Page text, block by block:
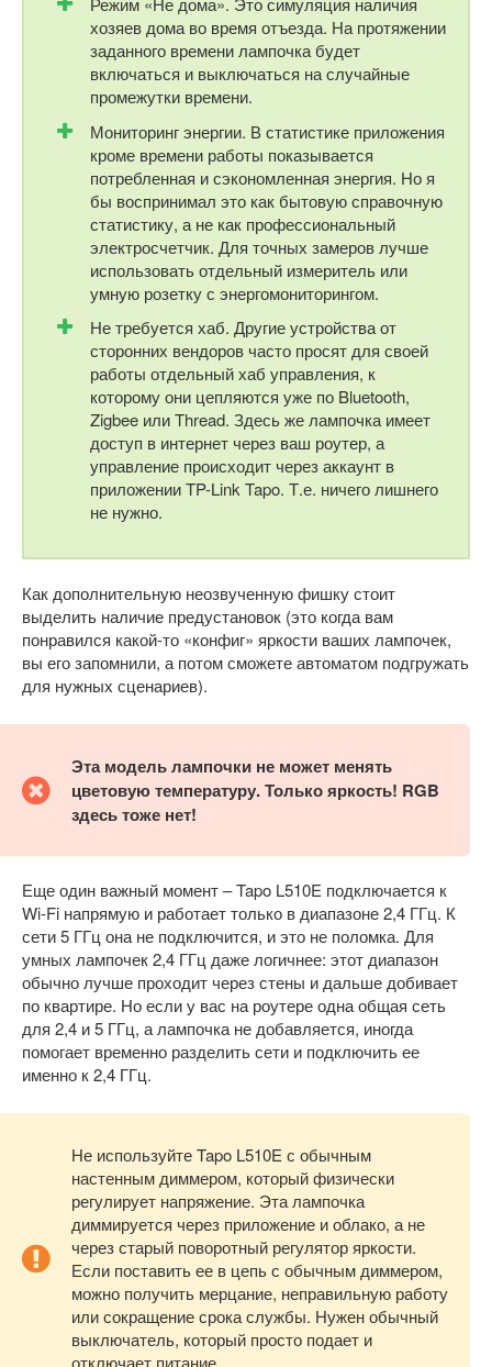
хозяев дома во время отъезда. На протяжении
заданного времени лампочка будет
включаться и выключаться на случайные
промежутки времени.
Мониторинг энергии. В статистике приложения
кроме времени работы показывается
потребленная и сэкономленная энергия. Но я
бы воспринимал это как бытовую справочную
статистику, а не как профессиональный
электросчетчик. Для точных замеров лучше
использовать отдельный измеритель или
умную розетку с энергомониторингом.
Не требуется хаб. Другие устройства от
сторонних вендоров часто просят для своей
работы отдельный хаб управления, к
которому они цепляются уже по Bluetooth,
Zigbee или Thread. Здесь же лампочка имеет
доступ в интернет через ваш роутер, а
управление происходит через аккаунт в
приложении TP-Link Tapo. Т.е. ничего лишнего
не нужно.
Как дополнительную неозвученную фишку стоит
выделить наличие предустановок (это когда вам
понравился какой-то «конфиг» яркости ваших лампочек,
вы его запомнили, а потом сможете автоматом подгружать
для нужных сценариев).
Эта модель лампочки не может менять
цветовую температуру. Только яркость! RGB
здесь тоже нет!
Еще один важный момент – Tapo L510E подключается к
Wi-Fi напрямую и работает только в диапазоне 2,4 ГГц. К
сети 5 ГГц она не подключится, и это не поломка. Для
умных лампочек 2,4 ГГц даже логичнее: этот диапазон
обычно лучше проходит через стены и дальше добивает
по квартире. Но если у вас на роутере одна общая сеть
для 2,4 и 5 ГГц, а лампочка не добавляется, иногда
помогает временно разделить сети и подключить ее
именно к 2,4 ГГц.
Не используйте Tapo L510E с обычным
настенным диммером, который физически
регулирует напряжение. Эта лампочка
диммируется через приложение и облако, а не
через старый поворотный регулятор яркости.
Если поставить ее в цепь с обычным диммером,
можно получить мерцание, неправильную работу
или сокращение срока службы. Нужен обычный
выключатель, который просто подает и
отключает питание.